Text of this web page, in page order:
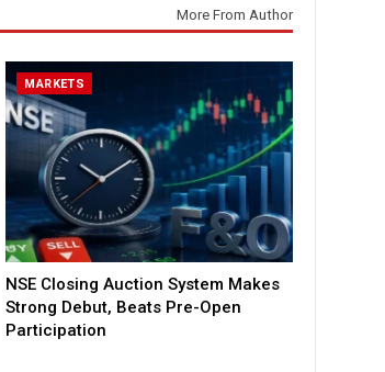
More From Author
MARKETS
NSE Closing Auction System Makes
Strong Debut, Beats Pre-Open
Participation